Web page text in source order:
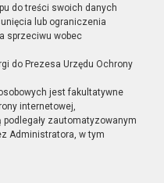
do treści swoich danych
lub ograniczenia
sprzeciwu wobec
do Prezesa Urzędu Ochrony
jest fakultatywne
internetowej,
podlegały zautomatyzowanym
Administratora, w tym